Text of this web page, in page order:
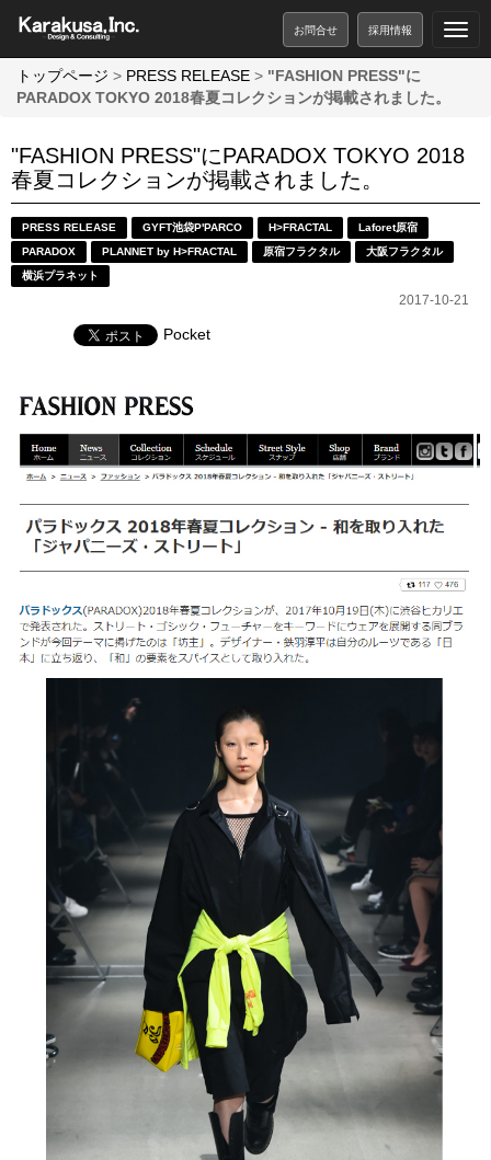
採用情報
お問合せ
トップページ > PRESS RELEASE > "FASHION PRESS"に
PARADOX TOKYO 2018春夏コレクションが掲載されました。
"FASHION PRESS"にPARADOX TOKYO 2018
春夏コレクションが掲載されました。
PRESS RELEASE GYFT池袋P'PARCO H>FRACTAL
Laforet原宿
PARADOX
PLANNET by H>FRACTAL 原宿フラクタル
大阪フラクタル
横浜プラネット
2017-10-21
Pocket